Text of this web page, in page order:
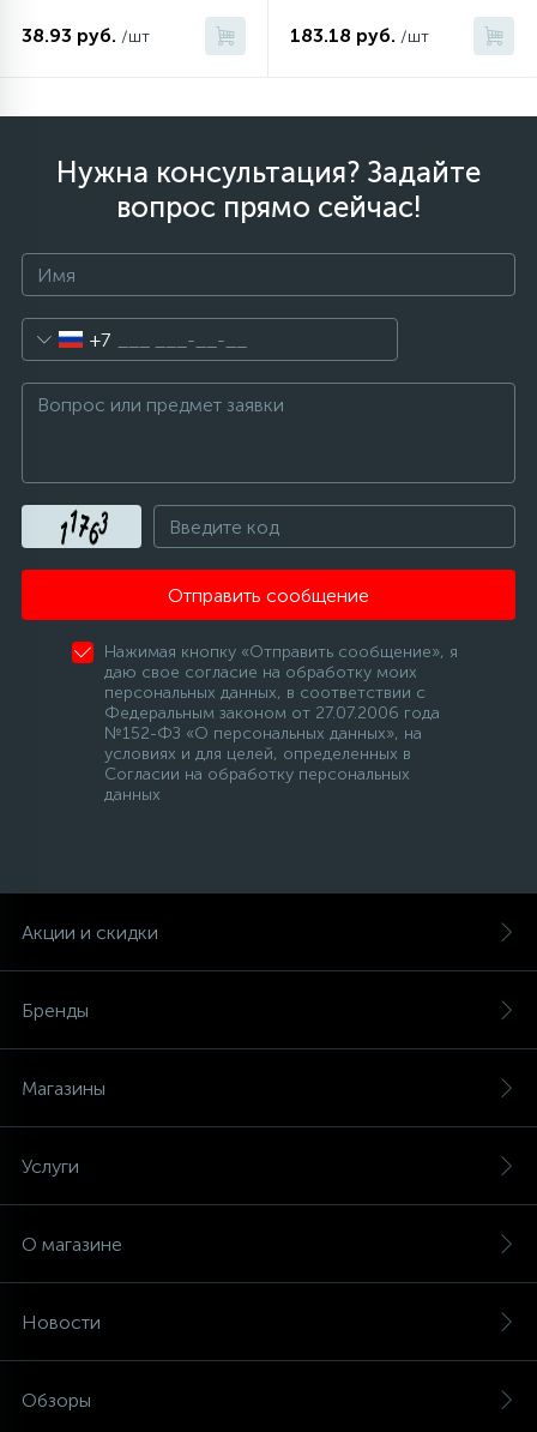
Шланги слива
27
20
Электронные модули
38.93 руб. /шт 183.18 руб. /шт
Нужна консультация? Задайте
вопрос прямо сейчас!
+7
Отправить сообщение
Нажимая кнопку «Отправить сообщение», я
даю свое согласие на обработку моих
персональных данных, в соответствии с
Федеральным законом от 27.07.2006 года
№152-ФЗ «О персональных данных», на
условиях и для целей, определенных в
Согласии на обработку персональных
данных
Акции и скидки
Бренды
Магазины
Услуги
О магазине
Новости
Обзоры